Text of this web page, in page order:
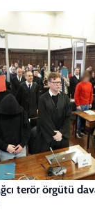
terör örgütü